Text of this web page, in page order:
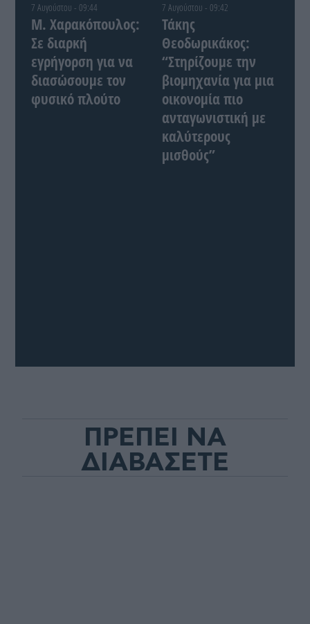
7 Αυγούστου - 09:44
Μ. Χαρακόπουλος:
Σε διαρκή
εγρήγορση για να
διασώσουμε τον
φυσικό πλούτο
7 Αυγούστου - 09:42
Τάκης
Θεοδωρικάκος:
“Στηρίζουμε την
βιομηχανία για μια
οικονομία πιο
ανταγωνιστική με
καλύτερους
μισθούς”
ΠΡΕΠΕΙ ΝΑ
ΔΙΑΒΑΣΕΤΕ